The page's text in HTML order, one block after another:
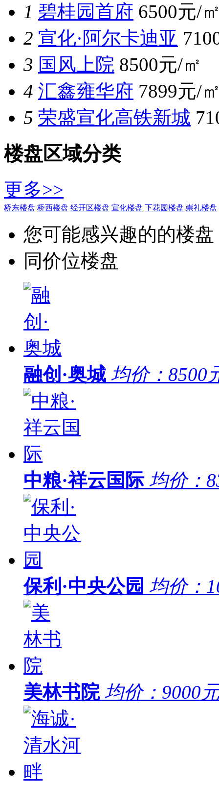
1 碧桂园首府 6500元/
2 宣化·阿尔卡迪亚
3 国风上院 8500元/㎡
4 汇鑫雍华府 7899元/
5 荣盛宣化高铁新城
楼盘区域分类
更多>>
桥东楼盘 桥西楼盘 经开区楼盘 宣化楼盘 下花园楼盘 崇礼楼盘
您可能感兴趣的的楼盘
同价位楼盘
融创·奥城 均价： 8500
中粮·祥云国际 均价：
保利·中央公园 均价：
美林书院 均价： 9000